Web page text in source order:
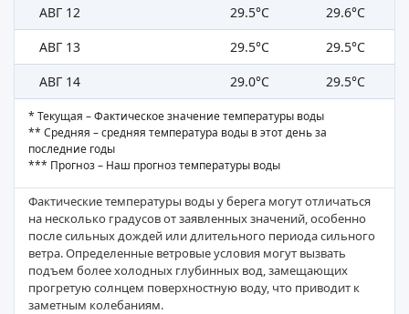
АВГ 12
29.5°C
29.6°C
АВГ 13
29.5°C
29.5°C
АВГ 14
29.0°C 29.5°C
* Текущая – Фактическое значение температуры воды
** Средняя – средняя температура воды в этот день за
последние годы
*** Прогноз – Наш прогноз температуры воды
Фактические температуры воды у берега могут отличаться
на несколько градусов от заявленных значений, особенно
после сильных дождей или длительного периода сильного
ветра. Определенные ветровые условия могут вызвать
подъем более холодных глубинных вод, замещающих
прогретую солнцем поверхностную воду, что приводит к
заметным колебаниям.